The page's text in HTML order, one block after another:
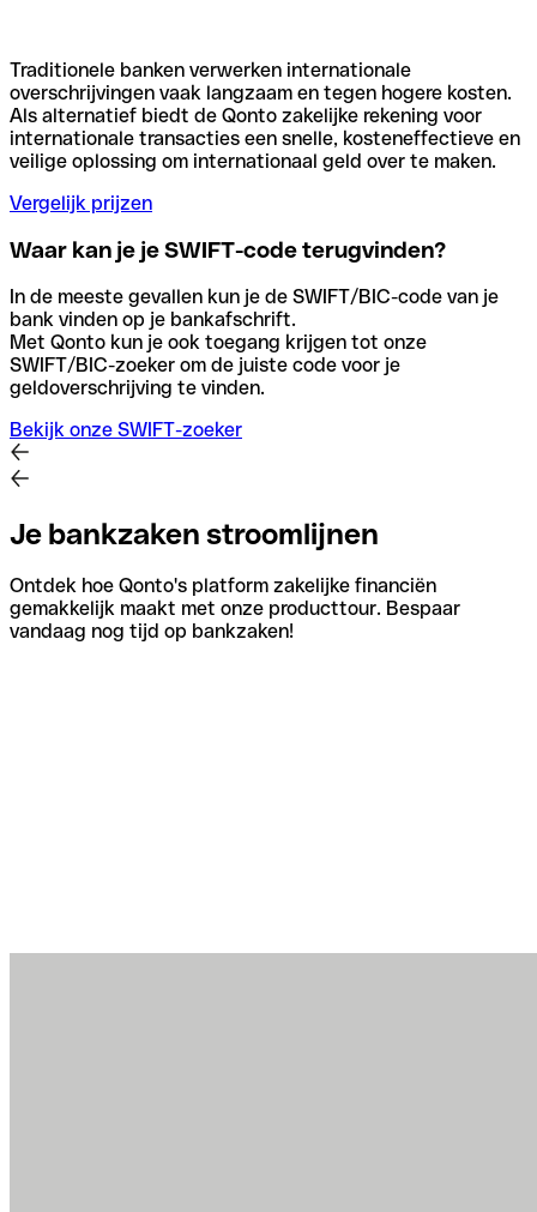
Traditionele banken verwerken internationale
overschrijvingen vaak langzaam en tegen hogere kosten.
Als alternatief biedt de Qonto zakelijke rekening voor
internationale transacties een snelle, kosteneffectieve en
veilige oplossing om internationaal geld over te maken.
Vergelijk prijzen
Waar kan je je SWIFT-code terugvinden?
In de meeste gevallen kun je de SWIFT/BIC-code van je
bank vinden op je bankafschrift.
Met Qonto kun je ook toegang krijgen tot onze
SWIFT/BIC-zoeker om de juiste code voor je
geldoverschrijving te vinden.
Bekijk onze SWIFT-zoeker
Je bankzaken stroomlijnen
Ontdek hoe Qonto's platform zakelijke financiën
gemakkelijk maakt met onze producttour. Bespaar
vandaag nog tijd op bankzaken!